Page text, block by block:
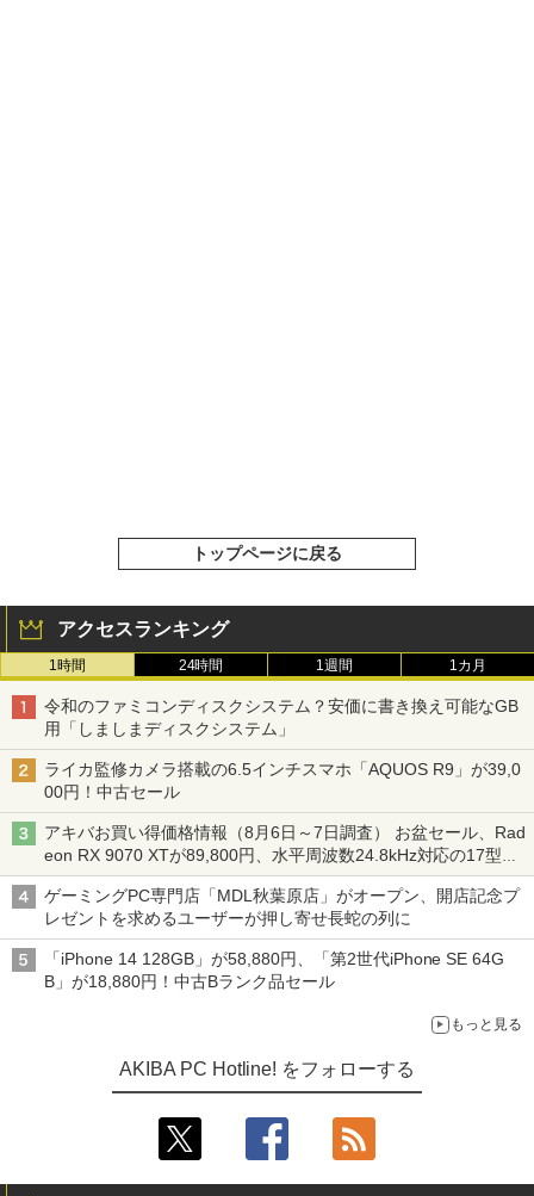
トップページに戻る
アクセスランキング
1時間 24時間 1週間 1カ月
令和のファミコンディスクシステム？安価に書き換え可能なGB
用「しましまディスクシステム」
ライカ監修カメラ搭載の6.5インチスマホ「AQUOS R9」が39,0
00円！中古セール
アキバお買い得価格情報（8月6日～7日調査） お盆セール、Rad
eon RX 9070 XTが89,800円、水平周波数24.8kHz対応の17型モ
ニターが9,801円、暑さ指数連動セール ほか
ゲーミングPC専門店「MDL秋葉原店」がオープン、開店記念プ
レゼントを求めるユーザーが押し寄せ長蛇の列に
「iPhone 14 128GB」が58,880円、「第2世代iPhone SE 64G
B」が18,880円！中古Bランク品セール
もっと見る
AKIBA PC Hotline! をフォローする